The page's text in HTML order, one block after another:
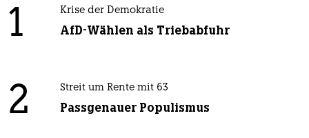
1 Krise der Demokratie
AfD-Wählen als Triebabfuhr
2 Streit um Rente mit 63
Passgenauer Populismus